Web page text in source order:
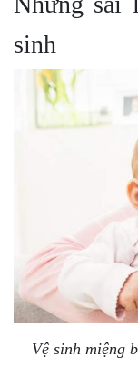
sinh
Vệ sinh miệng